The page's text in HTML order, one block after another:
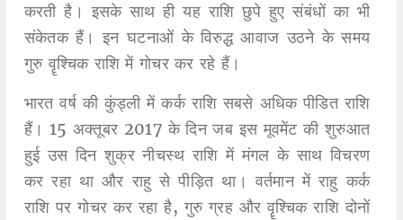
करती है। इसके साथ ही यह राशि छुपे हुए संबंधों का भी
संकेतक हैं। इन घटनाओं के विरुद्ध आवाज उठने के समय
गुरु वॄश्चिक राशि में गोचर कर रहे हैं।
भारत वर्ष की कुंड्ली में कर्क राशि सबसे अधिक पीडित राशि
हैं। 15 अक्तूबर 2017 के दिन जब इस मूवमेंट की शुरुआत
हुई उस दिन शुक्र नीचस्थ राशि में मंगल के साथ विचरण
कर रहा था और राहु से पीड़ित था। वर्तमान में राहु कर्क
राशि पर गोचर कर रहा है, गुरु ग्रह और वॄश्चिक राशि दोनों